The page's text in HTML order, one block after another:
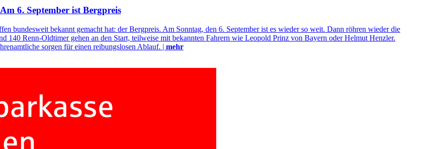
6. September ist Bergpreis
bundesweit bekannt gemacht hat: der Bergpreis. Am Sonntag, den 6. September ist es wieder so weit. Dann röhren wieder die
140 Renn-Oldtimer gehen an den Start, teilweise mit bekannten Fahrern wie Leopold Prinz von Bayern oder Helmut Henzler.
sorgen für einen reibungslosen Ablauf. | mehr